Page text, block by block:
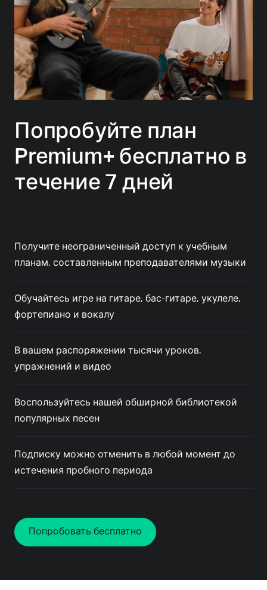
Попробуйте план
Premium+ бесплатно в
течение 7 дней
Получите неограниченный доступ к учебным
планам, составленным преподавателями музыки
Обучайтесь игре на гитаре, бас-гитаре, укулеле,
фортепиано и вокалу
В вашем распоряжении тысячи уроков,
упражнений и видео
Воспользуйтесь нашей обширной библиотекой
популярных песен
Подписку можно отменить в любой момент до
истечения пробного периода
Попробовать бесплатно